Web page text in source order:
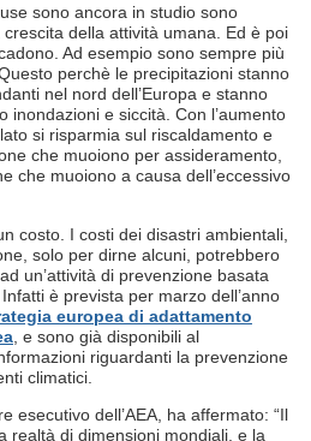
sono ancora in studio sono
della attività umana. Ed è poi
Ad esempio sono sempre più
perchè le precipitazioni stanno
nel nord dell’Europa e stanno
inondazioni e siccità. Con l’aumento
si risparmia sul riscaldamento e
che muoiono per assideramento,
che muoiono a causa dell’eccessivo
costo. I costi dei disastri ambientali,
solo per dirne alcuni, potrebbero
un’attività di prevenzione basata
è prevista per marzo dell’anno
europea di adattamento
, e sono già disponibili al
riguardanti la prevenzione
climatici.
esecutivo dell’AEA, ha affermato: “Il
realtà di dimensioni mondiali, e la